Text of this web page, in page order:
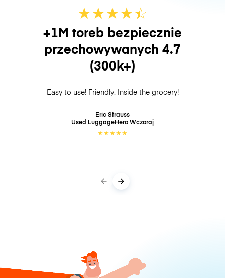
★★★★☆
★
+1M toreb bezpiecznie
przechowywanych 4.7
(300k+)
Easy to use! Friendly. Inside the grocery!
Eric Strauss
Used LuggageHeroWczoraj
★★★★★